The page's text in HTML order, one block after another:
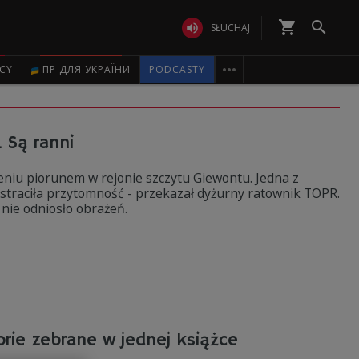
 SŁUCHAJ shopping_cart 
ПР ДЛЯ УКРАЇНИ PODCASTY 
Są ranni
piorunem w rejonie szczytu Giewontu. Jedna z
przytomność - przekazał dyżurny ratownik TOPR.
odniosło obrażeń.
zebrane w jednej książce